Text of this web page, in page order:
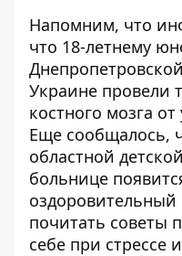
Напомним, что
что 18-летнему
Украине провели
костного мозга от
Еще сообщалось,
областной
больнице
оздоровительный
почитать советы
себе при стрессе